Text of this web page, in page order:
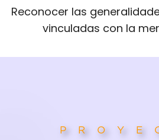
Reconocer las
vinculadas con la
P R O Y E